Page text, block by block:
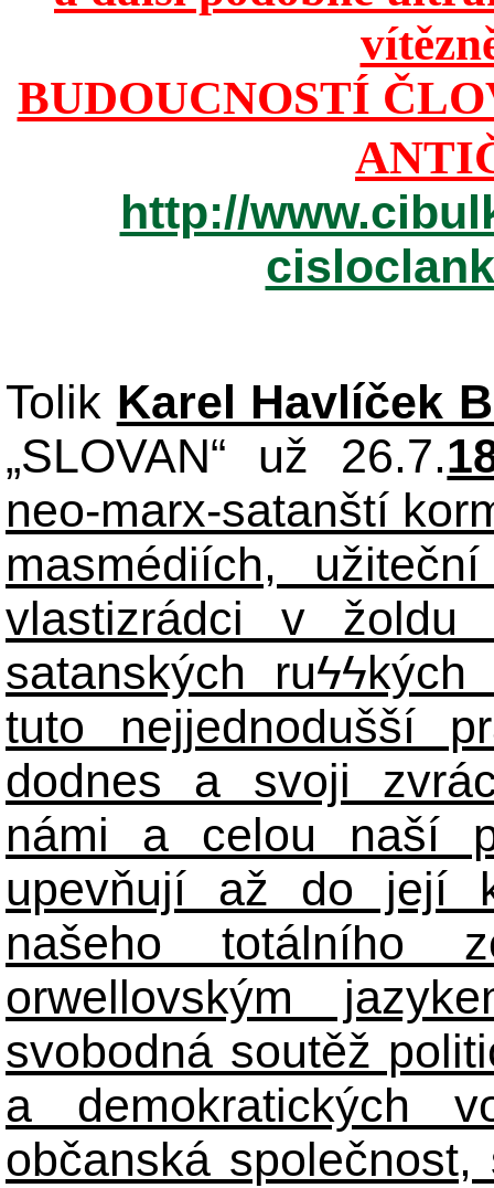
BUDOUCNOSTÍ
http://
Tolik Karel Havlíček
„SLOVAN“ už 26.7.
neo-marx-satanští
masmédiích,
vlastizrádci v žoldu
satanských ruϟϟkých
tuto nejjednodušší
dodnes a svoji
námi a celou naší
upevňují až do její
našeho totálního
orwellovským
svobodná soutěž
a demokratických
občanská